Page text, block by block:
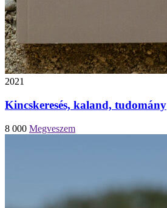
2021
Kincskeresés, kaland, tudomány
8 000 Megveszem